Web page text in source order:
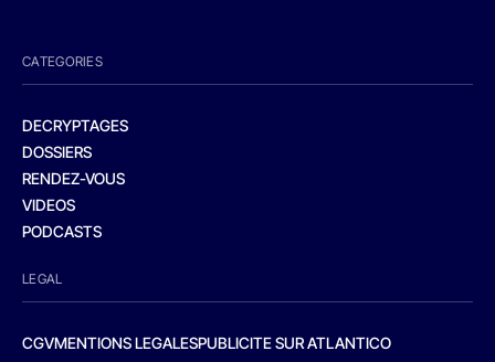
CATEGORIES
DECRYPTAGES
DOSSIERS
RENDEZ-VOUS
VIDEOS
PODCASTS
LEGAL
CGVMENTIONS LEGALESPUBLICITE SUR ATLANTICO